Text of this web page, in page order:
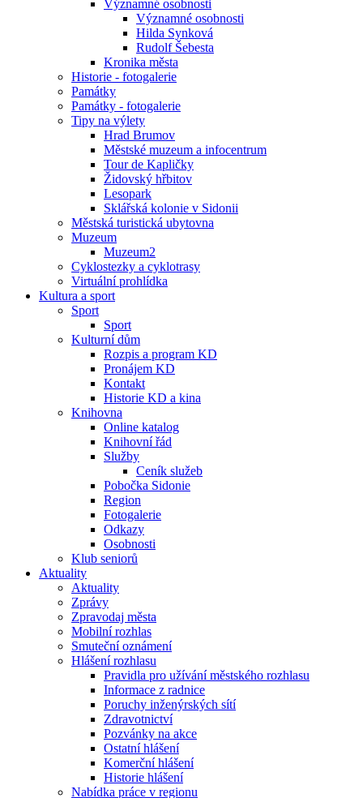
Významné osobnosti
Významné osobnosti
Hilda Synková
Rudolf Šebesta
Kronika města
Historie - fotogalerie
Památky
Památky - fotogalerie
Tipy na výlety
Hrad Brumov
Městské muzeum a infocentrum
Tour de Kapličky
Židovský hřbitov
Lesopark
Sklářská kolonie v Sidonii
Městská turistická ubytovna
Muzeum
Muzeum2
Cyklostezky a cyklotrasy
Virtuální prohlídka
Kultura a sport
Sport
Sport
Kulturní dům
Rozpis a program KD
Pronájem KD
Kontakt
Historie KD a kina
Knihovna
Online katalog
Knihovní řád
Služby
Ceník služeb
Pobočka Sidonie
Region
Fotogalerie
Odkazy
Osobnosti
Klub seniorů
Aktuality
Aktuality
Zprávy
Zpravodaj města
Mobilní rozhlas
Smuteční oznámení
Hlášení rozhlasu
Pravidla pro užívání městského rozhlasu
Informace z radnice
Poruchy inženýrských sítí
Zdravotnictví
Pozvánky na akce
Ostatní hlášení
Komerční hlášení
Historie hlášení
Nabídka práce v regionu